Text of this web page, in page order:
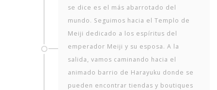
se dice es el más abarrotado del
mundo. Seguimos hacia el Templo de
Meiji dedicado a los espíritus del
emperador Meiji y su esposa. A la
salida, vamos caminando hacia el
animado barrio de Harayuku donde se
pueden encontrar tiendas y boutiques